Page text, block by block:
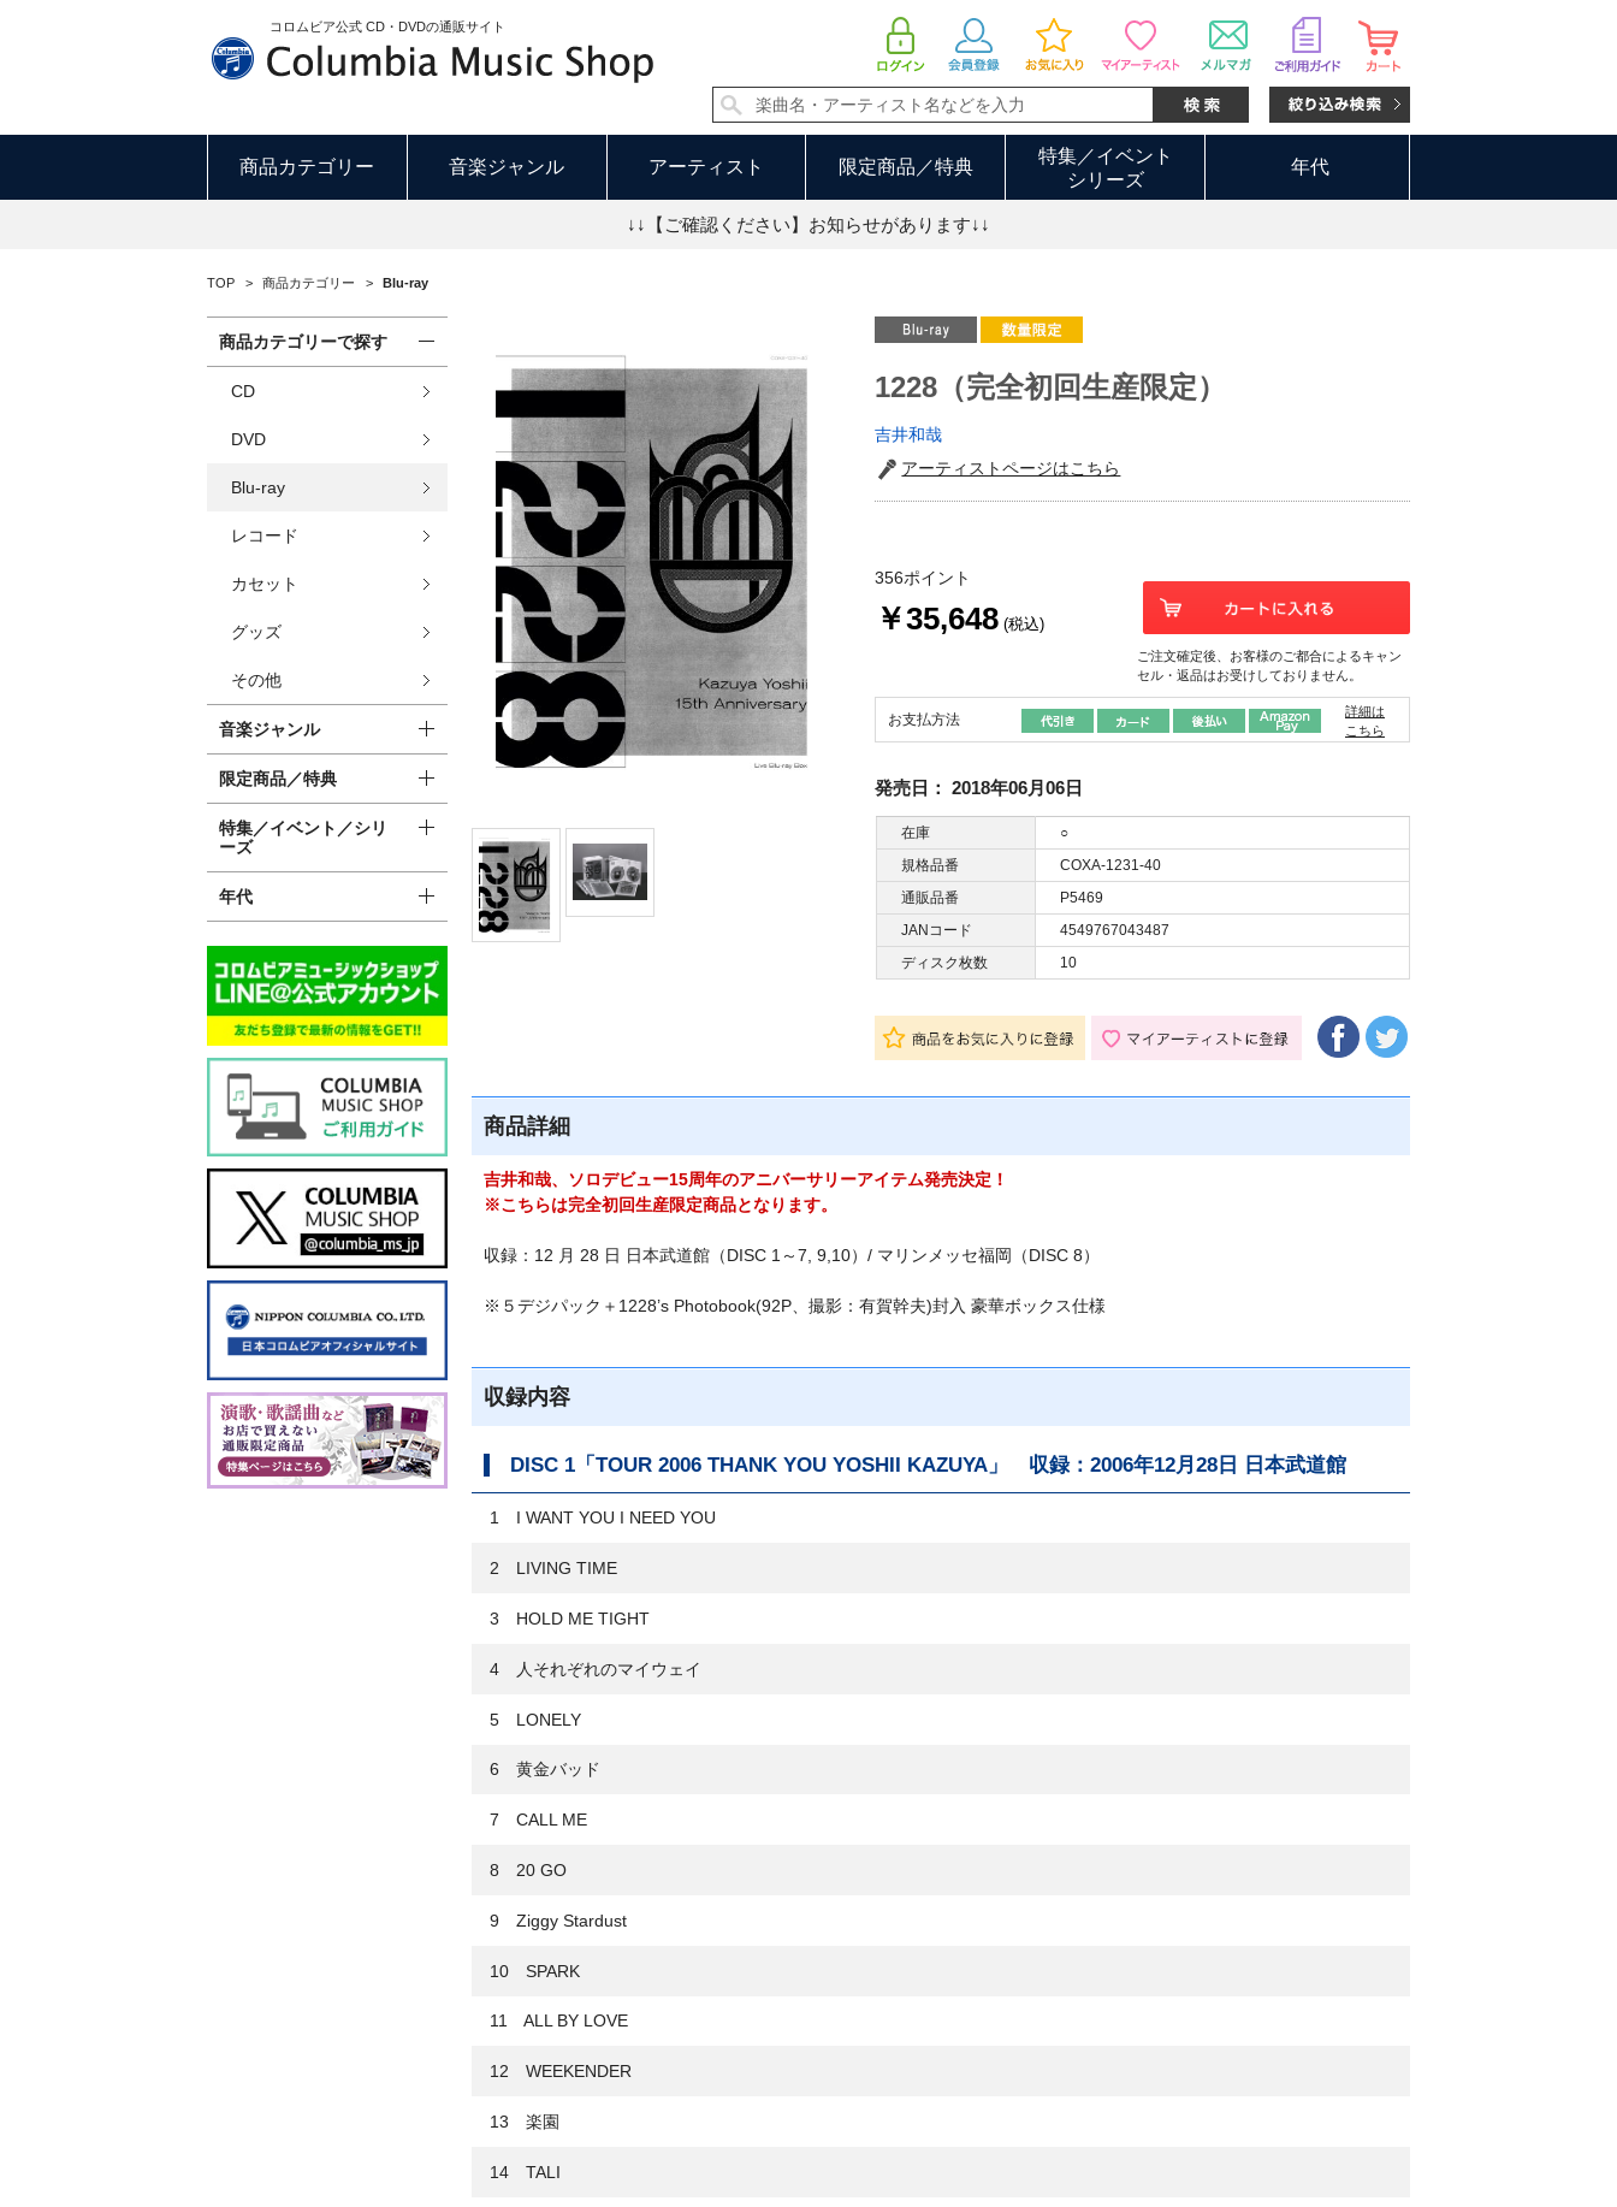
コロムビア公式 CD・DVDの通販サイト
商品カテゴリー 音楽ジャンル アーティスト 限定商品／特典
特集／イベント
シリーズ
年代
↓↓【ご確認ください】お知らせがあります↓↓
TOP > 商品カテゴリー > Blu-ray
1228（完全初回生産限定）
吉井和哉
アーティストページはこちら
356ポイント
￥35,648 (税込)
ご注文確定後、お客様のご都合によるキャン
セル・返品はお受けしておりません。
お支払方法
詳細は
こちら
発売日： 2018年06月06日
在庫
○
規格品番
COXA-1231-40
通販品番
P5469
JANコード
4549767043487
ディスク枚数
10
商品詳細
吉井和哉、ソロデビュー15周年のアニバーサリーアイテム発売決定！
※こちらは完全初回生産限定商品となります。
収録：12 月 28 日 日本武道館（DISC 1～7, 9,10）/ マリンメッセ福岡（DISC 8）
※５デジパック＋1228’s Photobook(92P、撮影：有賀幹夫)封入 豪華ボックス仕様
収録内容
DISC 1「TOUR 2006 THANK YOU YOSHII KAZUYA」 収録：2006年12月28日 日本武道館
1 I WANT YOU I NEED YOU
2 LIVING TIME
3 HOLD ME TIGHT
4 人それぞれのマイウェイ
5 LONELY
6 黄金バッド
7 CALL ME
8 20 GO
9 Ziggy Stardust
10 SPARK
11 ALL BY LOVE
12 WEEKENDER
13 楽園
14 TALI
商品カテゴリーで探す
CD
DVD
Blu-ray
レコード
カセット
グッズ
その他
音楽ジャンル
限定商品／特典
特集／イベント／シリ
ーズ
年代